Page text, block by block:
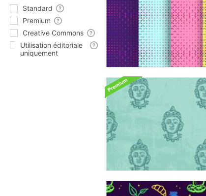
Standard
Premium
Creative Commons
Utilisation éditoriale
uniquement